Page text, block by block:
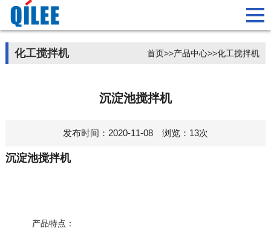
首页>>产品中心>>化工搅拌机
化工搅拌机
沉淀池搅拌机
发布时间：2020-11-08 浏览：13次
沉淀池搅拌机
产品特点：